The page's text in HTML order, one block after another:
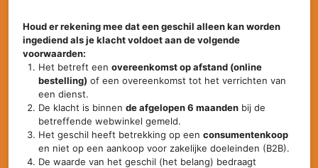
Houd er rekening mee dat een geschil alleen kan worden
ingediend als je klacht voldoet aan de volgende
voorwaarden:
Het betreft eenovereenkomst op afstand (online
bestelling) of een overeenkomst tot het verrichten van
een dienst.
De klacht is binnende afgelopen 6 maanden bij de
betreffende webwinkel gemeld.
Het geschil heeft betrekking op eenconsumentenkoop
en niet op een aankoop voor zakelijke doeleinden (B2B).
De waarde van het geschil (het belang) bedraagt